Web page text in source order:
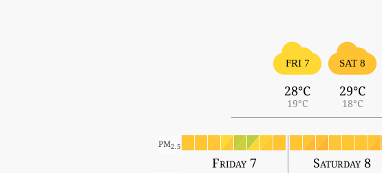
FRI 7
28°C
19°C
SAT 8
29°C
18°C
PM2.5
Friday 7 Saturday 8